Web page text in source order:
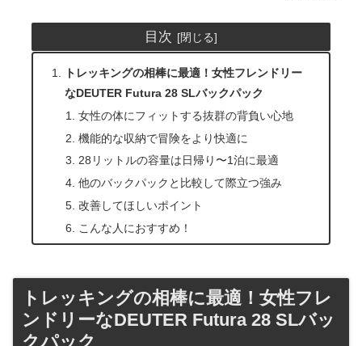
目次
トレッキングの相棒に最適！女性フレンドリー
なDEUTER Futura 28 SLバックパック
女性の体にフィットする抜群の背負い心地
機能的な収納で冒険をより快適に
28リットルの容量は日帰り〜1泊に最適
他のバックパックと比較して際立つ強み
改善してほしいポイント
こんな人におすすめ！
トレッキングの相棒に最適！女性フレ
ンドリーなDEUTER Futura 28 SLバッ
クパック